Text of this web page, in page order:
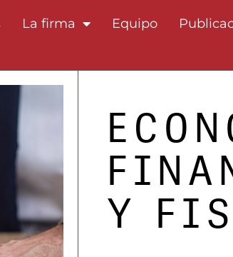
La firma Equipo
Y